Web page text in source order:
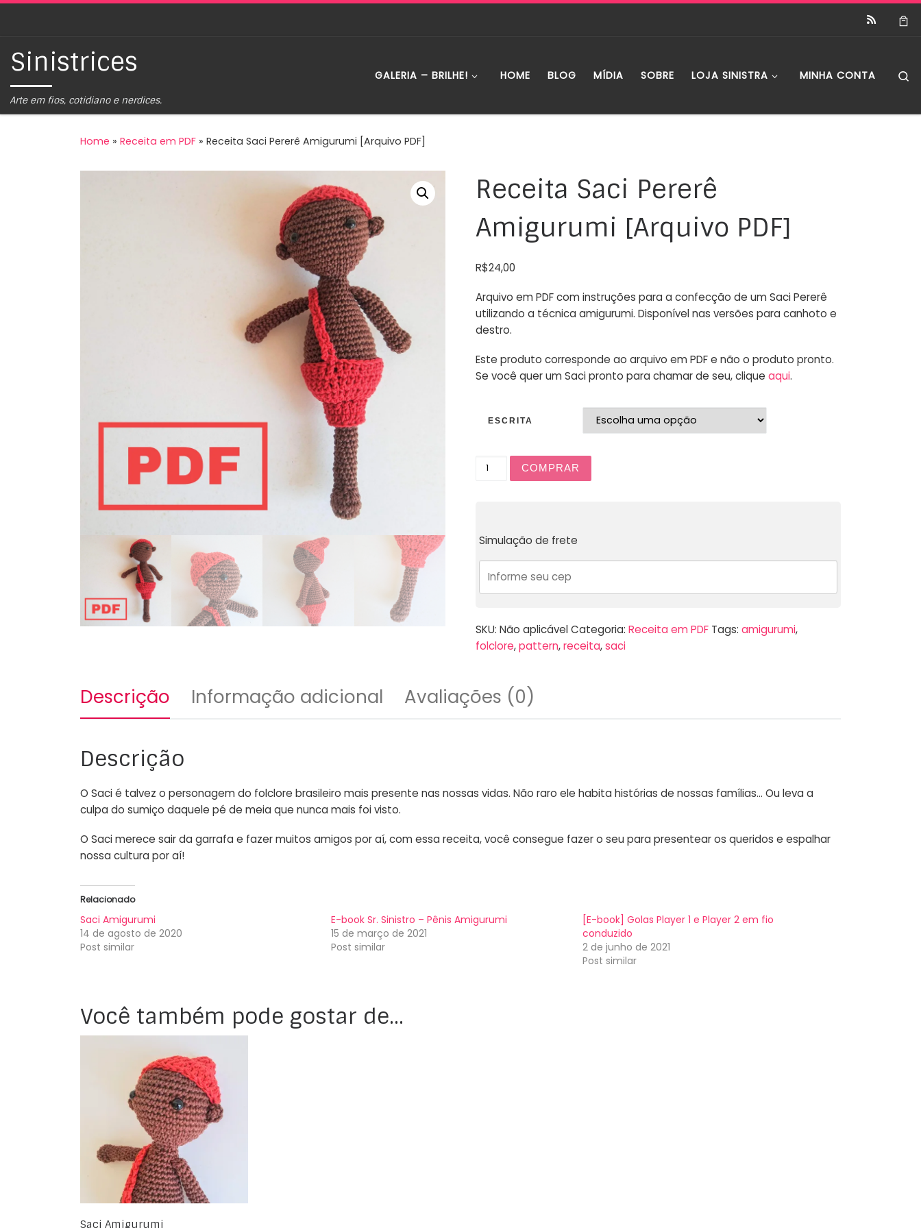
Sinistrices
Arte em fios, cotidiano e nerdices.
GALERIA – BRILHE! HOME BLOG MÍDIA SOBRE LOJA SINISTRA MINHA CONTA
Home » Receita em PDF » Receita Saci Pererê Amigurumi [Arquivo PDF]
Receita Saci Pererê
Amigurumi [Arquivo PDF]
R$24,00
Arquivo em PDF com instruções para a confecção de um Saci Pererê
utilizando a técnica amigurumi. Disponível nas versões para canhoto e
destro.
Este produto corresponde ao arquivo em PDF e não o produto pronto.
Se você quer um Saci pronto para chamar de seu, cliqueaqui.
ESCRITA
COMPRAR
Simulação de frete
SKU:Não aplicável Categoria:Receita em PDF Tags:amigurumi,
folclore,pattern,receita,saci
Descrição Informação adicional Avaliações (0)
Descrição
O Saci é talvez o personagem do folclore brasileiro mais presente nas nossas vidas. Não raro ele habita histórias de nossas famílias… Ou leva a
culpa do sumiço daquele pé de meia que nunca mais foi visto.
O Saci merece sair da garrafa e fazer muitos amigos por aí, com essa receita, você consegue fazer o seu para presentear os queridos e espalhar
nossa cultura por aí!
Relacionado
Saci Amigurumi
14 de agosto de 2020
Post similar
E-book Sr. Sinistro – Pênis Amigurumi
15 de março de 2021
Post similar
[E-book] Golas Player 1 e Player 2 em fio
conduzido
2 de junho de 2021
Post similar
Você também pode gostar de…
Saci Amigurumi